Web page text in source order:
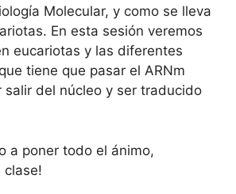
Molecular, y como se lleva
En esta sesión veremos
eucariotas y las diferentes
tiene que pasar el ARNm
salir del núcleo y ser traducido
a poner todo el ánimo,
clase!